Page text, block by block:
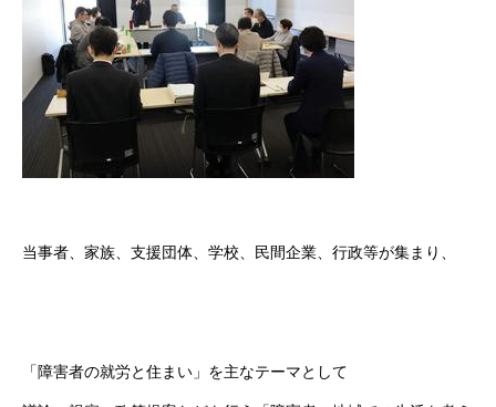
当事者、家族、支援団体、学校、民間企業、行政等が集まり、
「障害者の就労と住まい」を主なテーマとして